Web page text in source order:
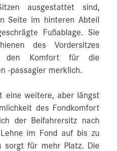
ausgestattet sind,
Seite im hinteren Abteil
Fußablage. Sie
des Vordersitzes
den Komfort für die
-passagier merklich.
eine weitere, aber längst
des Fondkomfort
der Beifahrersitz nach
im Fond auf bis zu
sorgt für mehr Platz. Die